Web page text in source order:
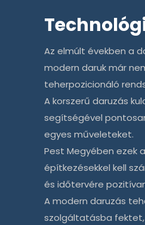
Az elmúlt években a
modern daruk már
teherpozicionáló
A korszerűdaruzás
segítségével
egyes műveleteket.
Pest Megyében ezek
építkezésekkel kell
és időtervére
A moderndaruzás
szolgáltatásba fektet,